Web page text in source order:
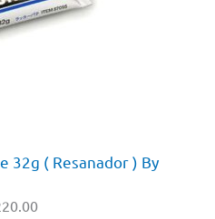
32g ( Resanador ) By